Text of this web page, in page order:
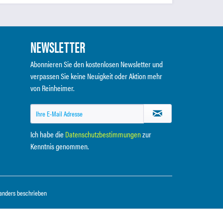
NEWSLETTER
Abonnieren Sie den kostenlosen Newsletter und
verpassen Sie keine Neuigkeit oder Aktion mehr
von Reinheimer.
Ich habe die Datenschutzbestimmungenzur
Kenntnis genommen.
beschrieben